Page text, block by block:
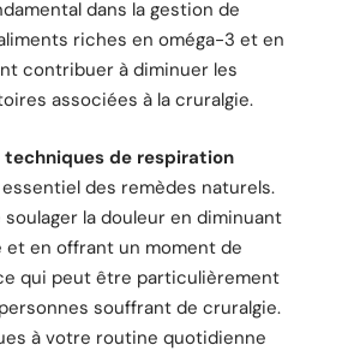
dans la gestion de
riches en oméga-3 et en
contribuer à diminuer les
associées à la cruralgie.
techniques de respiration
des remèdes naturels.
la douleur en diminuant
et en offrant un moment de
qui peut être particulièrement
souffrant de cruralgie.
à votre routine quotidienne